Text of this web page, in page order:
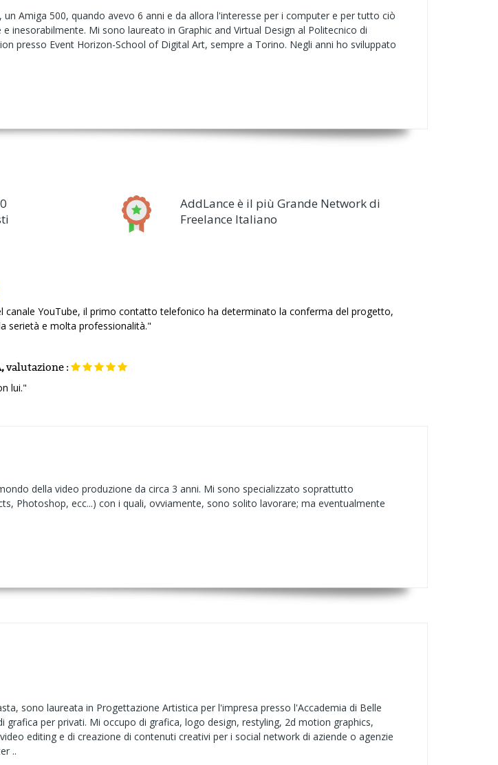
Amiga 500, quando avevo 6 anni e da allora l'interesse per i computer e per tutto ciò
inesorabilmente. Mi sono laureato in Graphic and Virtual Design al Politecnico di
presso Event Horizon-School of Digital Art, sempre a Torino. Negli anni ho sviluppato
AddLance è il più Grande Network di
Freelance Italiano
YouTube, il primo contatto telefonico ha determinato la conferma del progetto,
serietà e molta professionalità."
valutazione:
lui."
della video produzione da circa 3 anni. Mi sono specializzato soprattutto
Photoshop, ecc...) con i quali, ovviamente, sono solito lavorare; ma eventualmente
sono laureata in Progettazione Artistica per l'impresa presso l'Accademia di Belle
per privati. Mi occupo di grafica, logo design, restyling, 2d motion graphics,
editing e di creazione di contenuti creativi per i social network di aziende o agenzie
..